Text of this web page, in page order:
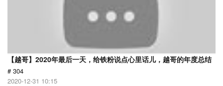
【越哥】2020年最后一天，给铁粉说点心里话儿，越哥的年度总结
# 304
2020-12-31 10:15